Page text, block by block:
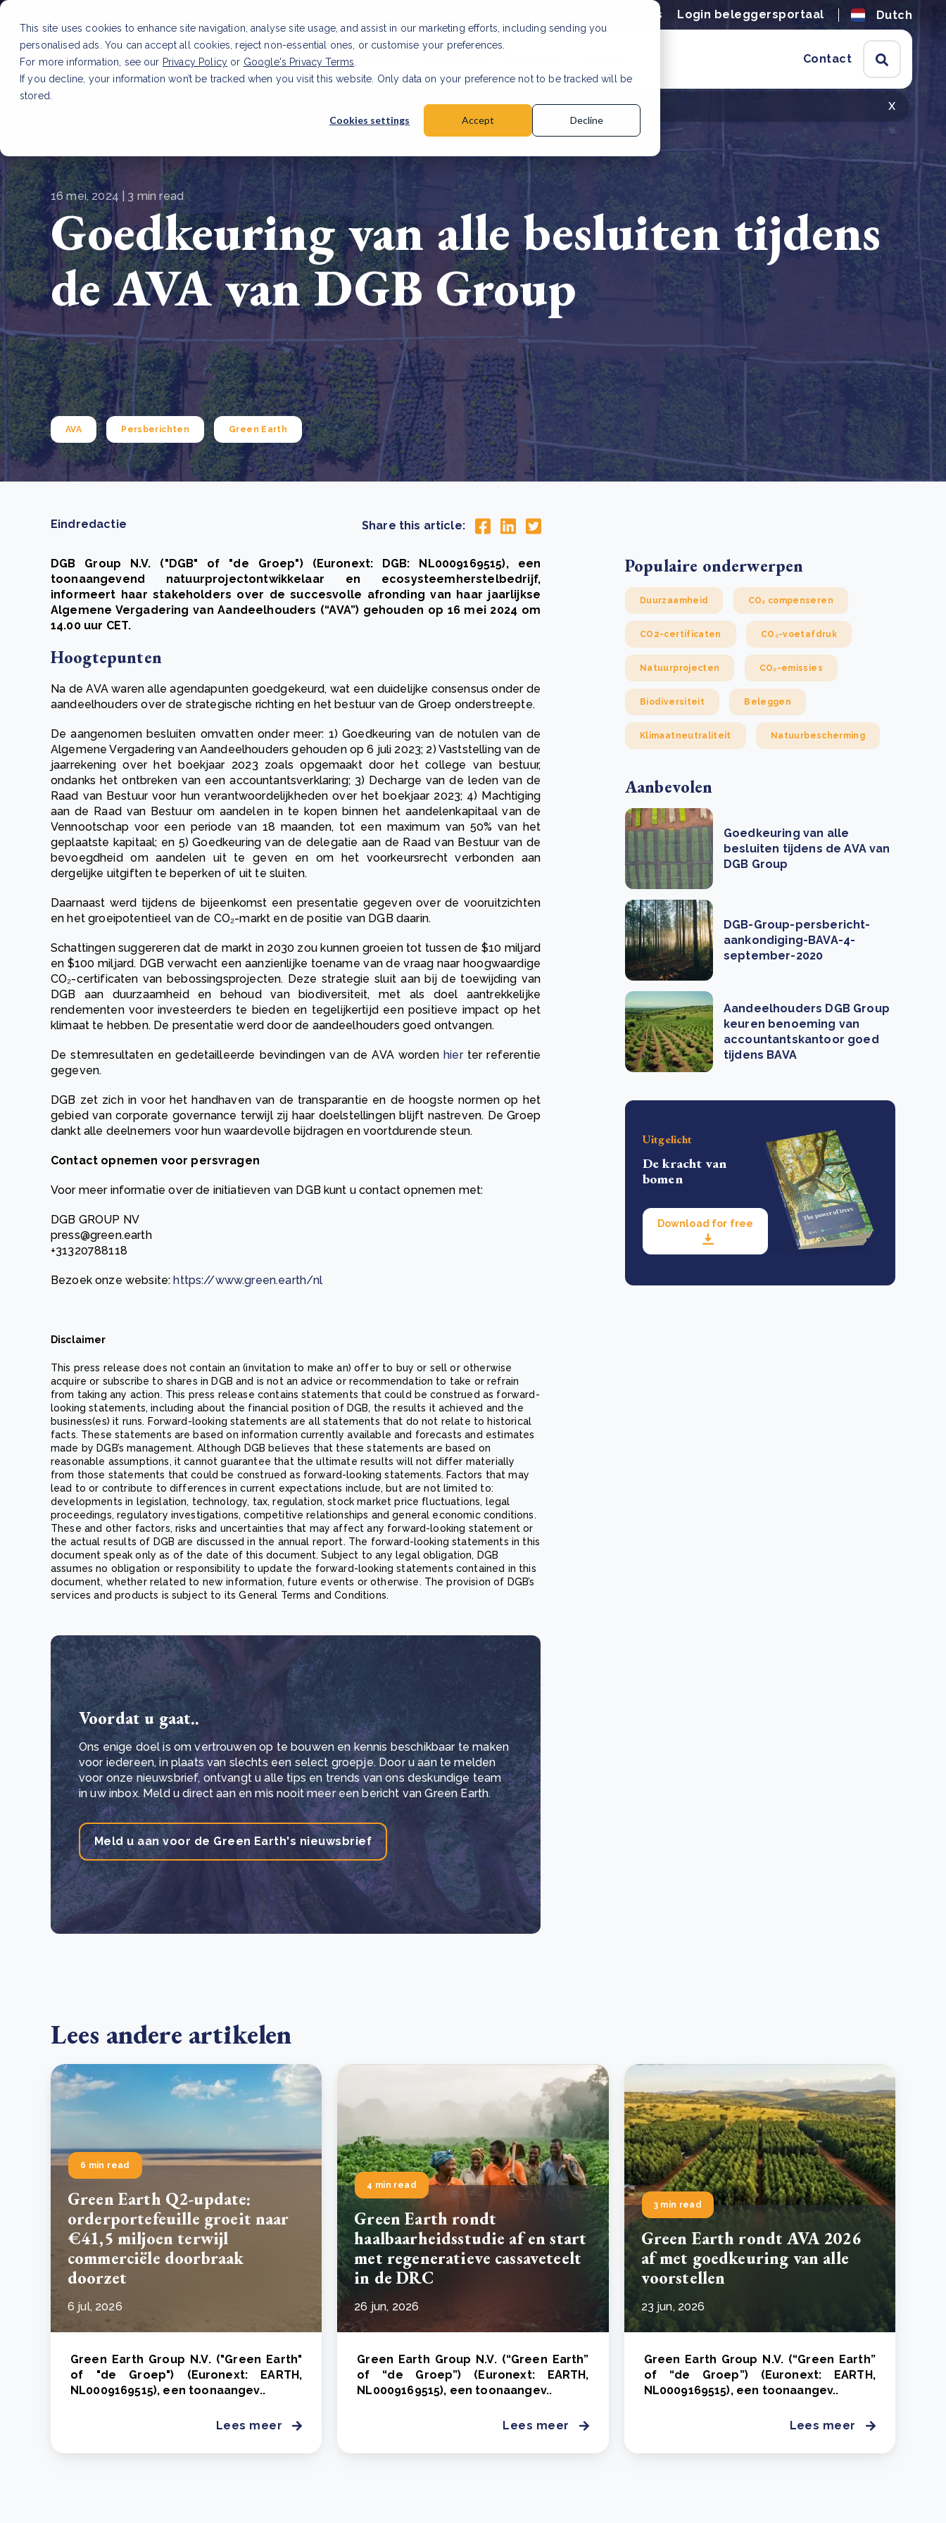
This site uses cookies to enhance site navigation, analyse site usage, and assist in our marketing efforts, including sending you
personalised ads. You can accept all cookies, reject non-essential ones, or customise your preferences.
For more information, see our Privacy Policy or Google's Privacy Terms
If you decline, your information won’t be tracked when you visit this website. Only data on your preference not to be tracked will be
stored.
Cookies settings Accept Decline
Vacatures Login beleggersportaal Dutch
Diensten & Producten Contact
Green Wheels: transformerende stap voor
plasticinzameling in Sri Lanka
Lees meer
versnellen
Lees meer
Lees meer
CSRD en uw positie als leverancier: wat verandert er
in 2026?
Lees meer
Wat is een ecologische voetafdruk en hoe verkleint u
hem?
CSRD voor het mkb: maak van dataverzoeken een
concurrentievoordeel
Lees meer
x
CSRD en uw positie als leverancier: wat verandert er in 2026?Lees artikel
16 mei, 2024 | 3 min read
Goedkeuring van alle besluiten tijdens
de AVA van DGB Group
AVA Persberichten Green Earth
Eindredactie Share this article:
DGB Group N.V. ("DGB" of "de Groep") (Euronext: DGB: NL0009169515), een
toonaangevend natuurprojectontwikkelaar en ecosysteemherstelbedrijf,
informeert haar stakeholders over de succesvolle afronding van haar jaarlijkse
Algemene Vergadering van Aandeelhouders (“AVA”) gehouden op 16 mei 2024 om
14.00 uur CET.
Hoogtepunten
Na de AVA waren alle agendapunten goedgekeurd, wat een duidelijke consensus onder de
aandeelhouders over de strategische richting en het bestuur van de Groep onderstreepte.
De aangenomen besluiten omvatten onder meer: 1) Goedkeuring van de notulen van de
Algemene Vergadering van Aandeelhouders gehouden op 6 juli 2023; 2) Vaststelling van de
jaarrekening over het boekjaar 2023 zoals opgemaakt door het college van bestuur,
ondanks het ontbreken van een accountantsverklaring; 3) Decharge van de leden van de
Raad van Bestuur voor hun verantwoordelijkheden over het boekjaar 2023; 4) Machtiging
aan de Raad van Bestuur om aandelen in te kopen binnen het aandelenkapitaal van de
Vennootschap voor een periode van 18 maanden, tot een maximum van 50% van het
geplaatste kapitaal; en 5) Goedkeuring van de delegatie aan de Raad van Bestuur van de
bevoegdheid om aandelen uit te geven en om het voorkeursrecht verbonden aan
dergelijke uitgiften te beperken of uit te sluiten.
Daarnaast werd tijdens de bijeenkomst een presentatie gegeven over de vooruitzichten
en het groeipotentieel van de CO₂-markt en de positie van DGB daarin.
Schattingen suggereren dat de markt in 2030 zou kunnen groeien tot tussen de $10 miljard
en $100 miljard. DGB verwacht een aanzienlijke toename van de vraag naar hoogwaardige
CO₂-certificaten van bebossingsprojecten. Deze strategie sluit aan bij de toewijding van
DGB aan duurzaamheid en behoud van biodiversiteit, met als doel aantrekkelijke
rendementen voor investeerders te bieden en tegelijkertijd een positieve impact op het
klimaat te hebben. De presentatie werd door de aandeelhouders goed ontvangen.
De stemresultaten en gedetailleerde bevindingen van de AVA wordenhierter referentie
gegeven.
DGB zet zich in voor het handhaven van de transparantie en de hoogste normen op het
gebied van corporate governance terwijl zij haar doelstellingen blijft nastreven. De Groep
dankt alle deelnemers voor hun waardevolle bijdragen en voortdurende steun.
Contact opnemen voor persvragen
Voor meer informatie over de initiatieven van DGB kunt u contact opnemen met:
DGB GROUP NV
press@green.earth
+31320788118
Bezoek onze website:https://www.green.earth/nl
Disclaimer
This press release does not contain an (invitation to make an) offer to buy or sell or otherwise
acquire or subscribe to shares in DGB and is not an advice or recommendation to take or refrain
from taking any action. This press release contains statements that could be construed as forward-
looking statements, including about the financial position of DGB, the results it achieved and the
business(es) it runs. Forward-looking statements are all statements that do not relate to historical
facts. These statements are based on information currently available and forecasts and estimates
made by DGB’s management. Although DGB believes that these statements are based on
reasonable assumptions, it cannot guarantee that the ultimate results will not differ materially
from those statements that could be construed as forward-looking statements. Factors that may
lead to or contribute to differences in current expectations include, but are not limited to:
developments in legislation, technology, tax, regulation, stock market price fluctuations, legal
proceedings, regulatory investigations, competitive relationships and general economic conditions.
These and other factors, risks and uncertainties that may affect any forward-looking statement or
the actual results of DGB are discussed in the annual report. The forward-looking statements in this
document speak only as of the date of this document. Subject to any legal obligation, DGB
assumes no obligation or responsibility to update the forward-looking statements contained in this
document, whether related to new information, future events or otherwise. The provision of DGB’s
services and products is subject to its General Terms and Conditions.
Voordat u gaat..
Ons enige doel is om vertrouwen op te bouwen en kennis beschikbaar te maken
voor iedereen, in plaats van slechts een select groepje. Door u aan te melden
voor onze nieuwsbrief, ontvangt u alle tips en trends van ons deskundige team
in uw inbox. Meld u direct aan en mis nooit meer een bericht van Green Earth.
Meld u aan voor de Green Earth's nieuwsbrief
Populaire onderwerpen
Duurzaamheid CO₂ compenseren
CO2-certificaten CO₂-voetafdruk
Natuurprojecten CO₂-emissies
Biodiversiteit Beleggen
Klimaatneutraliteit Natuurbescherming
Aanbevolen
Goedkeuring van alle
besluiten tijdens de AVA van
DGB Group
DGB-Group-persbericht-
aankondiging-BAVA-4-
september-2020
Aandeelhouders DGB Group
keuren benoeming van
accountantskantoor goed
tijdens BAVA
Uitgelicht
De kracht van
bomen
Download for free
Lees andere artikelen
6 min read
Green Earth Q2-update:
orderportefeuille groeit naar
€41,5 miljoen terwijl
commerciële doorbraak
doorzet
6 jul, 2026
Green Earth Group N.V. ("Green Earth"
of "de Groep") (Euronext: EARTH,
NL0009169515), een toonaangev..
Lees meer
4 min read
Green Earth rondt
haalbaarheidsstudie af en start
met regeneratieve cassaveteelt
in de DRC
26 jun, 2026
Green Earth Group N.V. (“Green Earth”
of “de Groep”) (Euronext: EARTH,
NL0009169515), een toonaangev..
Lees meer
3 min read
Green Earth rondt AVA 2026
af met goedkeuring van alle
voorstellen
23 jun, 2026
Green Earth Group N.V. (“Green Earth”
of “de Groep”) (Euronext: EARTH,
NL0009169515), een toonaangev..
Lees meer